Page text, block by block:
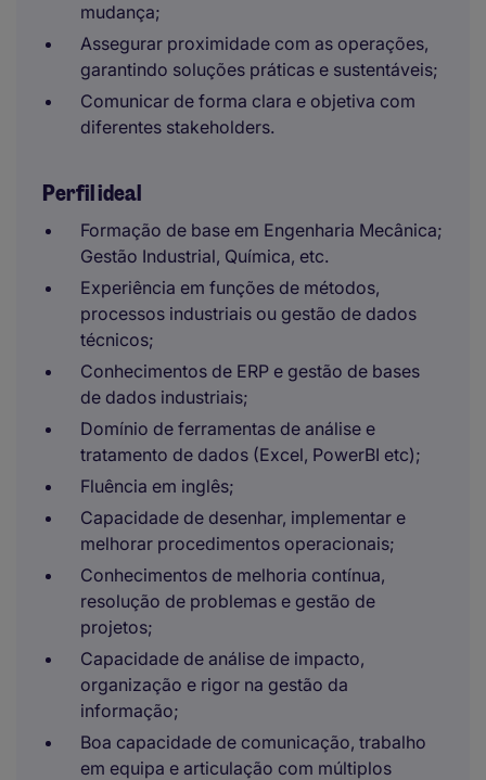
mudança;
Assegurar proximidade com as operações,
garantindo soluções práticas e sustentáveis;
Comunicar de forma clara e objetiva com
diferentes stakeholders.
Perfil ideal
Formação de base em Engenharia Mecânica;
Gestão Industrial, Química, etc.
Experiência em funções de métodos,
processos industriais ou gestão de dados
técnicos;
Conhecimentos de ERP e gestão de bases
de dados industriais;
Domínio de ferramentas de análise e
tratamento de dados (Excel, PowerBI etc);
Fluência em inglês;
Capacidade de desenhar, implementar e
melhorar procedimentos operacionais;
Conhecimentos de melhoria contínua,
resolução de problemas e gestão de
projetos;
Capacidade de análise de impacto,
organização e rigor na gestão da
informação;
Boa capacidade de comunicação, trabalho
em equipa e articulação com múltiplos